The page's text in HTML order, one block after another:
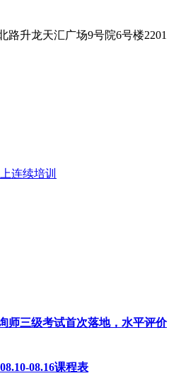
路升龙天汇广场9号院6号楼2201
连续培训
师三级考试首次落地，水平评价
08.16课程表